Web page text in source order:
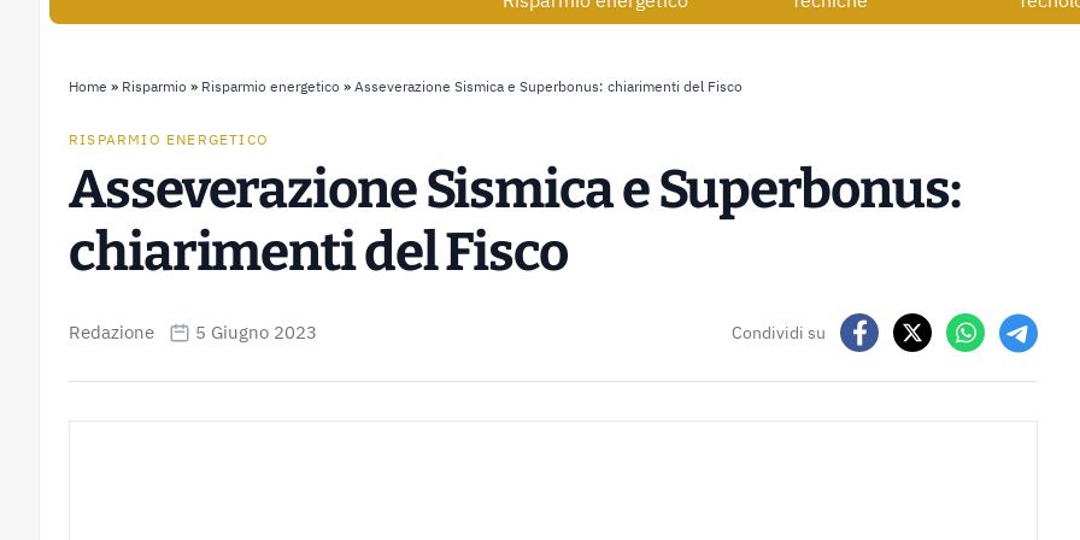
Home » Risparmio » Risparmio energetico » Asseverazione Sismica e Superbonus: chiarimenti del Fisco
RISPARMIO ENERGETICO
Asseverazione Sismica e Superbonus:
chiarimenti del Fisco
Redazione 5 Giugno 2023 Condividi su